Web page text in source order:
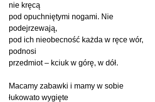
nie kręcą
pod opuchniętymi nogami. Nie
podejrzewają,
pod ich nieobecność każda w ręce wór,
podnosi
przedmiot – kciuk w górę, w dół.
Macamy zabawki i mamy w sobie
łukowato wygięte